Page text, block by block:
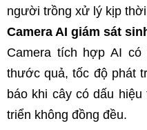
người trồng xử lý kịp
Camera AI giám sát
Camera tích hợp AI
thước quả, tốc độ phát
báo khi cây có dấu
triển không đồng đều.